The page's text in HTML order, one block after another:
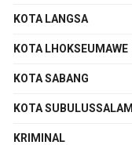
KOTA LANGSA
KOTA LHOKSEUMAWE
KOTA SABANG
KOTA SUBULUSSALAM
KRIMINAL